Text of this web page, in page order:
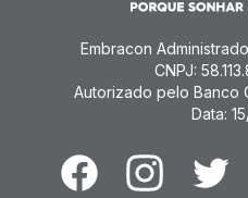
Embracon
CNPJ:
Autorizado pelo Banco
Data:
FacebookInstagramTwitter